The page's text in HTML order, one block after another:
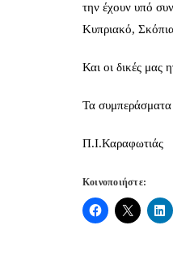
την έχουν υπό
Κυπριακό,
Και οι δικές μας
Τα συμπεράσματα
Π.Ι.Καραφωτιάς
Κοινοποιήστε: